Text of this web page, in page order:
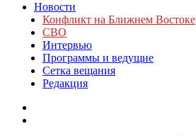
Новости
Конфликт на Ближнем Востоке
СВО
Интервью
Программы и ведущие
Сетка вещания
Редакция